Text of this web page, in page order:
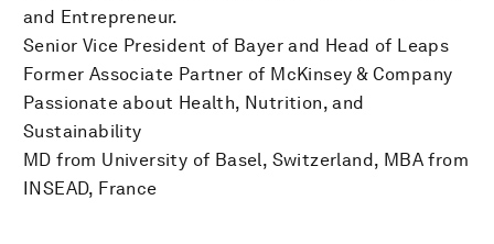
and Entrepreneur.
Senior Vice President of Bayer and Head of Leaps
Former Associate Partner of McKinsey & Company
Passionate about Health, Nutrition, and
Sustainability
MD from University of Basel, Switzerland, MBA from
INSEAD, France